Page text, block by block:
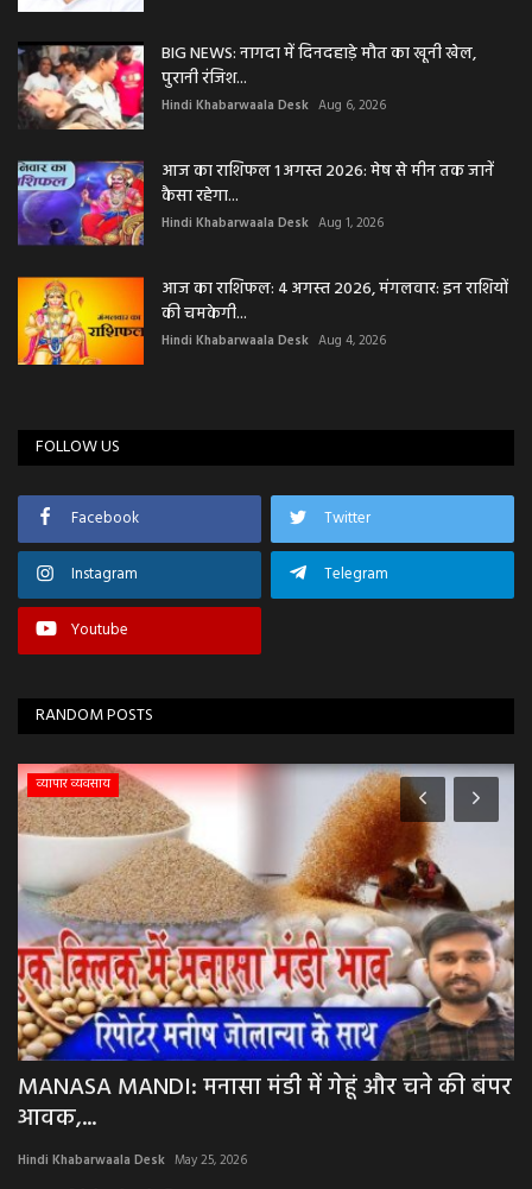
BIG NEWS: नागदा में दिनदहाड़े मौत का खूनी खेल,
पुरानी रंजिश...
Hindi Khabarwaala Desk Aug 6, 2026
आज का राशिफल 1 अगस्त 2026: मेष से मीन तक जानें
कैसा रहेगा...
Hindi Khabarwaala Desk Aug 1, 2026
आज का राशिफल: 4 अगस्त 2026, मंगलवार: इन राशियों
की चमकेगी...
Hindi Khabarwaala Desk Aug 4, 2026
FOLLOW US
Facebook Twitter
Instagram Telegram
Youtube
RANDOM POSTS
व्यापार व्यवसाय
MANASA MANDI: मनासा मंडी में गेहूं और चने की बंपर
आवक,...
Hindi Khabarwaala Desk May 25, 2026